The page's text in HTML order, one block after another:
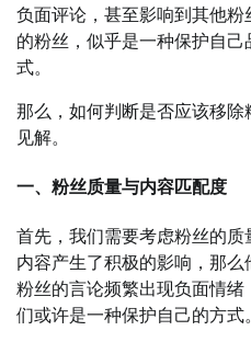
负面评论，甚至影响到其他
的粉丝，似乎是一种保护自
式。
那么，如何判断是否应该移除
见解。
一、粉丝质量与内容匹配度
首先，我们需要考虑粉丝的
内容产生了积极的影响，那
粉丝的言论频繁出现负面情
们或许是一种保护自己的方式。